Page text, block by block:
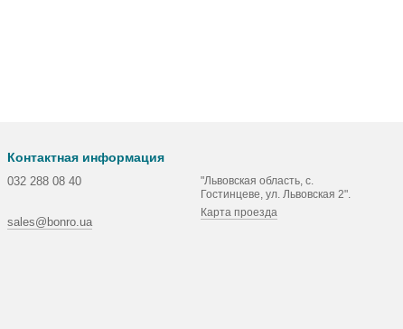
Контактная информация
032 288 08 40
sales@bonro.ua
"Львовская область, с.
Гостинцеве, ул. Львовская 2".
Карта проезда